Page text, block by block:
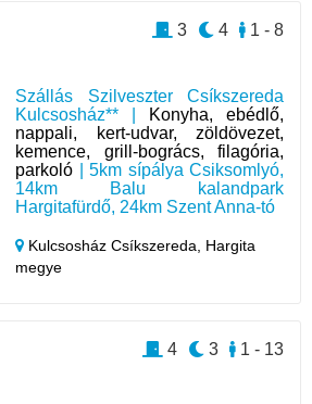
Szállás Szilveszter Csíkszereda
Kulcsosház** |
Konyha, ebédlő,
nappali, kert-udvar, zöldövezet,
kemence, grill-bogrács, filagória,
parkoló | 5km sípálya Csiksomlyó,
14km Balu kalandpark
Hargitafürdő, 24km Szent Anna-tó
Kulcsosház Csíkszereda, Hargita
megye
1 - 8
4
3
1 - 13
3
4